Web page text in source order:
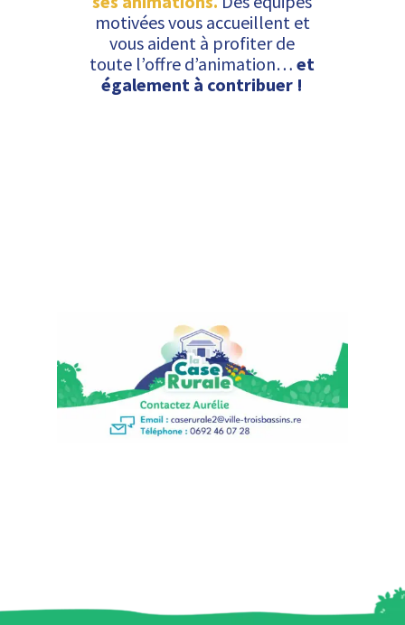
motivées vous accueillent et
vous aident à profiter de
toute l’offre d’animation… ​et
également à contribuer !​